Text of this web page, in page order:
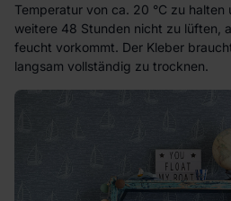
Temperatur von ca. 20 °C zu halten
weitere 48 Stunden nicht zu lüften,
feucht vorkommt. Der Kleber
langsam vollständig zu trocknen.